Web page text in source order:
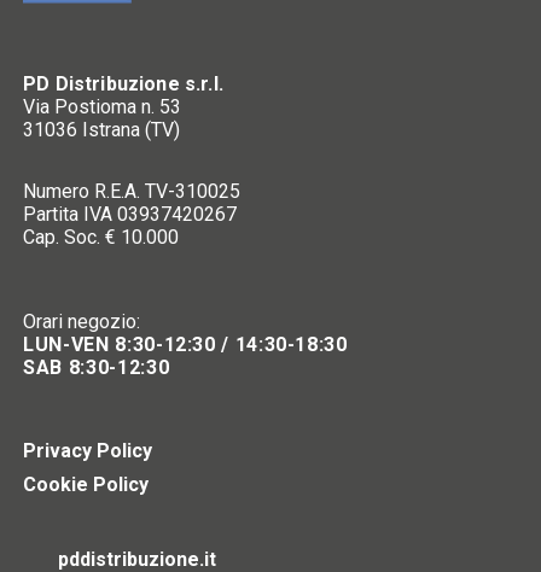
PD Distribuzione s.r.l.
Via Postioma n. 53
31036 Istrana (TV)
Numero R.E.A. TV-310025
Partita IVA 03937420267
Cap. Soc. € 10.000
Orari negozio:
LUN-VEN 8:30-12:30 / 14:30-18:30
SAB 8:30-12:30
Privacy Policy
Cookie Policy
pddistribuzione.it